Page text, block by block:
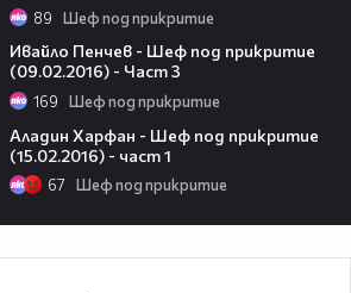
89 Шеф под прикритие
Ивайло Пенчев - Шеф под прикритие
(09.02.2016) - Част 3
169 Шеф под прикритие
Аладин Харфан - Шеф под прикритие
(15.02.2016) - част 1
67 Шеф под прикритие